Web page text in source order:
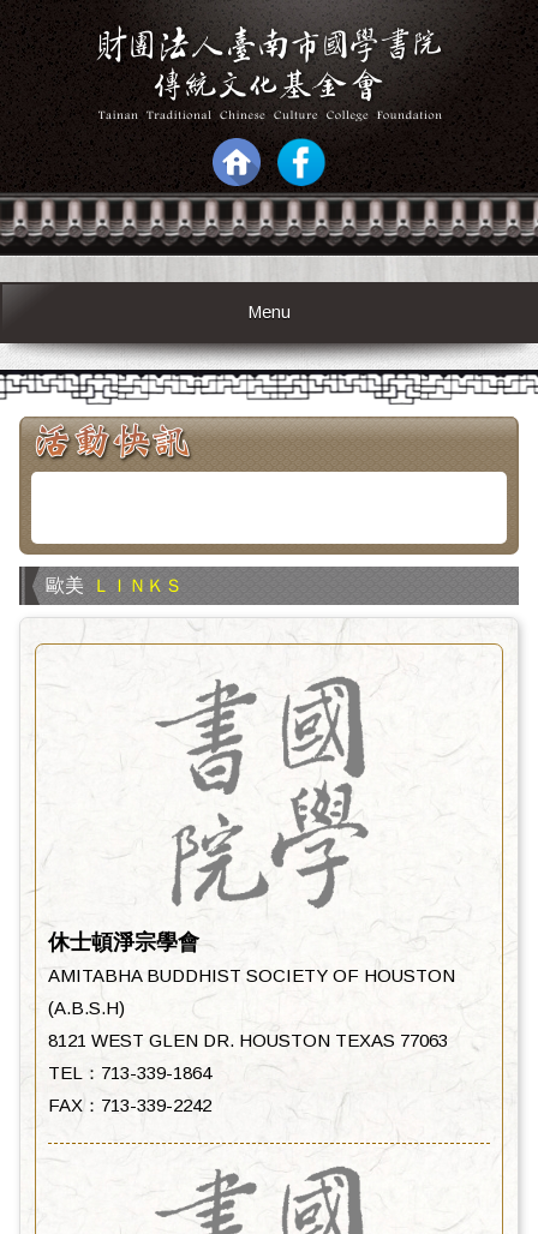
Menu
歐美 ＬＩＮＫＳ
休士頓淨宗學會
AMITABHA BUDDHIST SOCIETY OF HOUSTON
(A.B.S.H)
8121 WEST GLEN DR. HOUSTON TEXAS 77063
TEL：713-339-1864
FAX：713-339-2242